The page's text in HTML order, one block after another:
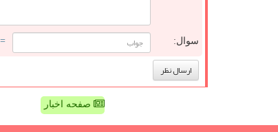
سوال: = ۹ بعلاوه ۲
صفحه اخبار